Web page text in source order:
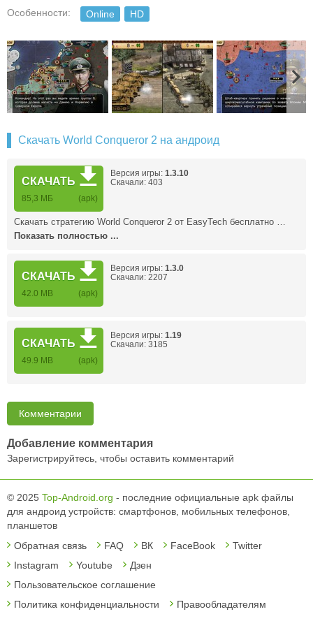
Особенности: Online HD
Скачать World Conqueror 2 на андроид
СКАЧАТЬ
85,3 МБ (apk)
Версия игры: 1.3.10
Скачали: 403
Скачать стратегию World Conqueror 2 от EasyTech бесплатно …
Показать полностью ...
СКАЧАТЬ
42.0 MB (apk)
Версия игры: 1.3.0
Скачали: 2207
СКАЧАТЬ
49.9 MB (apk)
Версия игры: 1.19
Скачали: 3185
Комментарии
Добавление комментария
Зарегистрируйтесь, чтобы оставить комментарий
© 2025 Top-Android.org - последние официальные apk файлы
для андроид устройств: смартфонов, мобильных телефонов,
планшетов
Обратная связь
FAQ ВК FaceBook
Twitter
Instagram
Youtube
Дзен
Пользовательское соглашение
Политика конфиденциальности
Правообладателям